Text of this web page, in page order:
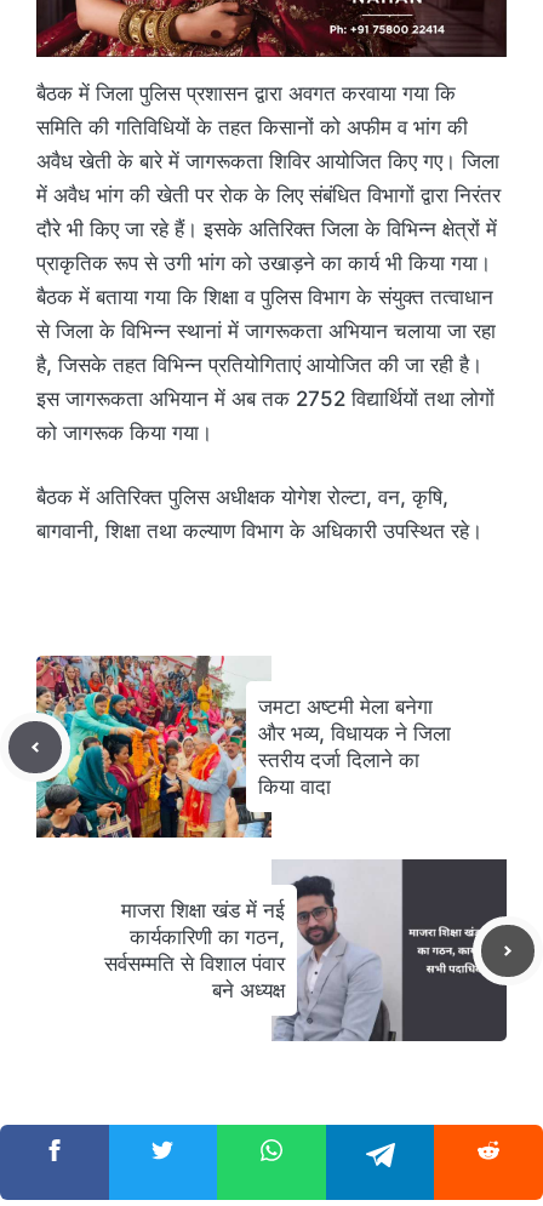
बैठक में जिला पुलिस प्रशासन द्वारा अवगत करवाया गया कि
समिति की गतिविधियों के तहत किसानों को अफीम व भांग की
अवैध खेती के बारे में जागरूकता शिविर आयोजित किए गए। जिला
में अवैध भांग की खेती पर रोक के लिए संबंधित विभागों द्वारा निरंतर
दौरे भी किए जा रहे हैं। इसके अतिरिक्त जिला के विभिन्न क्षेत्रों में
प्राकृतिक रूप से उगी भांग को उखाड़ने का कार्य भी किया गया।
बैठक में बताया गया कि शिक्षा व पुलिस विभाग के संयुक्त तत्वाधान
से जिला के विभिन्न स्थानां में जागरूकता अभियान चलाया जा रहा
है, जिसके तहत विभिन्न प्रतियोगिताएं आयोजित की जा रही है।
इस जागरूकता अभियान में अब तक 2752 विद्यार्थियों तथा लोगों
को जागरूक किया गया।
बैठक में अतिरिक्त पुलिस अधीक्षक योगेश रोल्टा, वन, कृषि,
बागवानी, शिक्षा तथा कल्याण विभाग के अधिकारी उपस्थित रहे।
जमटा अष्टमी मेला बनेगा
और भव्य, विधायक ने जिला
स्तरीय दर्जा दिलाने का
किया वादा
माजरा शिक्षा खंड में नई
कार्यकारिणी का गठन,
सर्वसम्मति से विशाल पंवार
बने अध्यक्ष